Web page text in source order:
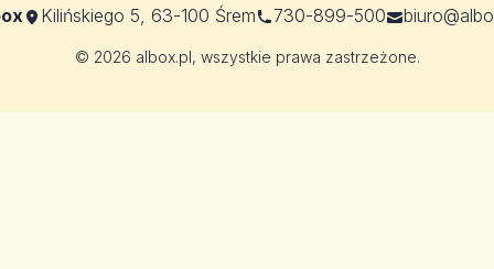
Kilińskiego 5, 63-100 Śrem 730-899-500
© 2026 albox.pl, wszystkie prawa zastrzeżone.